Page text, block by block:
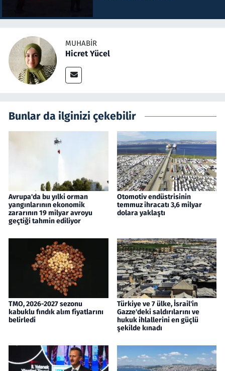
MUHABIR
Hicret Yücel
Bunlar da ilginizi çekebilir
Avrupa'da bu yılki orman
yangınlarının ekonomik
zararının 19 milyar avroyu
geçtiği tahmin ediliyor
Otomotiv endüstrisinin
temmuz ihracatı 3,6 milyar
dolara yaklaştı
TMO, 2026-2027 sezonu
kabuklu fındık alım fiyatlarını
belirledi
Türkiye ve 7 ülke, İsrail'in
Gazze'deki saldırılarını ve
hukuk ihlallerini en güçlü
şekilde kınadı